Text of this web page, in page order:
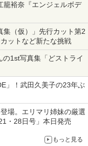
籠裕奈『エンジェルボデ
集（仮）」先行カット第2
ットなど新たな挑戦
の1st写真集「どストライ
」！武田久美子の23年ぶ
場。エリマリ姉妹の厳選
・28日号」本日発売
もっと見る